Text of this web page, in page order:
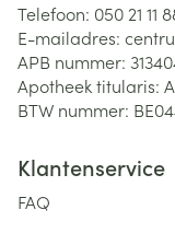
Telefoon: 050 21 11
E-mailadres:
APB nummer:
Apotheek titularis:
BTW nummer:
Klantenservice
FAQ